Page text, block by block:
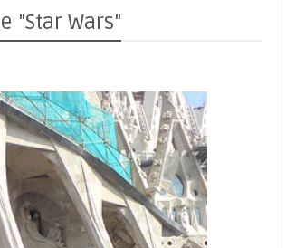
Wars"